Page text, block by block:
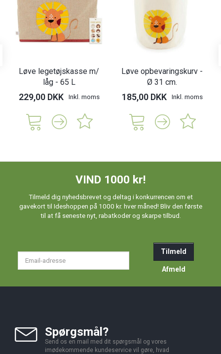
Løve legetøjskasse m/
låg - 65 L
229,00 DKK Inkl. moms
Løve opbevaringskurv -
Ø 31 cm.
185,00 DKK Inkl. moms
VIND 1000 kr!
Tilmeld dig nyhedsbrevet og deltag i konkurrencen om et
gavekort til Ideshoppen på 1000 kr. hver måned! Bliv den første
til at få seneste nyt, rabatkoder og skarpe tilbud.
Tilmeld
Afmeld
Spørgsmål?
Send os en mail med dit spørgsmål og vores
imødekommende kundeservice vil gøre, hvad